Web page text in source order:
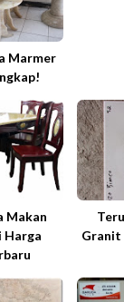
Marmer
Makan
Harga
Granit